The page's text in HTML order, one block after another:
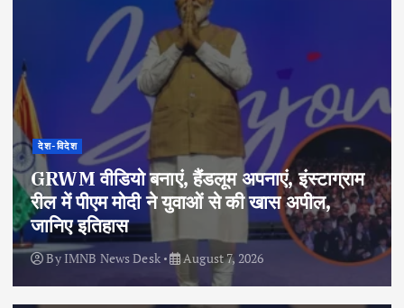
देश-विदेश
GRWM वीडियो बनाएं, हैंडलूम अपनाएं, इंस्टाग्राम
रील में पीएम मोदी ने युवाओं से की खास अपील,
जानिए इतिहास
By IMNB News Desk August 7, 2026